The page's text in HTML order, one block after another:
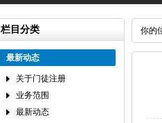
栏目分类
最新动态
关于门徒注册
业务范围
最新动态
你的